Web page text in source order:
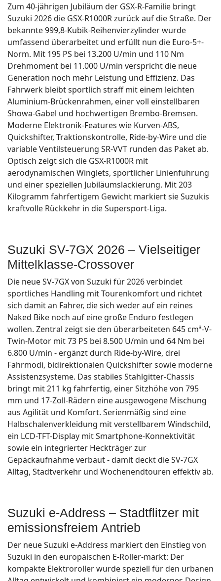
Zum 40-jährigen Jubiläum der GSX-R-Familie bringt
Suzuki 2026 die GSX-R1000R zurück auf die Straße. Der
bekannte 999,8-Kubik-Reihenvierzylinder wurde
umfassend überarbeitet und erfüllt nun die Euro-5+-
Norm. Mit 195 PS bei 13.200 U/min und 110 Nm
Drehmoment bei 11.000 U/min verspricht die neue
Generation noch mehr Leistung und Effizienz. Das
Fahrwerk bleibt sportlich straff mit einem leichten
Aluminium-Brückenrahmen, einer voll einstellbaren
Showa-Gabel und hochwertigen Brembo-Bremsen.
Moderne Elektronik-Features wie Kurven-ABS,
Quickshifter, Traktionskontrolle, Ride-by-Wire und die
variable Ventilsteuerung SR-VVT runden das Paket ab.
Optisch zeigt sich die GSX-R1000R mit
aerodynamischen Winglets, sportlicher Linienführung
und einer speziellen Jubiläumslackierung. Mit 203
Kilogramm fahrfertigem Gewicht markiert sie Suzukis
kraftvolle Rückkehr in die Supersport-Liga.
Suzuki SV-7GX 2026 – Vielseitiger
Mittelklasse-Crossover
Die neue SV-7GX von Suzuki für 2026 verbindet
sportliches Handling mit Tourenkomfort und richtet
sich damit an Fahrer, die sich weder auf ein reines
Naked Bike noch auf eine große Enduro festlegen
wollen. Zentral zeigt sie den überarbeiteten 645 cm³-V-
Twin-Motor mit 73 PS bei 8.500 U/min und 64 Nm bei
6.800 U/min - ergänzt durch Ride-by-Wire, drei
Fahrmodi, bidirektionalen Quickshifter sowie moderne
Assistenzsysteme. Das stabiles Stahlgitter-Chassis
bringt mit 211 kg fahrfertig, einer Sitzhöhe von 795
mm und 17-Zoll-Rädern eine ausgewogene Mischung
aus Agilität und Komfort. Serienmäßig sind eine
Halbschalenverkleidung mit verstellbarem Windschild,
ein LCD-TFT-Display mit Smartphone-Konnektivität
sowie ein integrierter Heckträger zur
Gepäckaufnahme verbaut - damit deckt die SV-7GX
Alltag, Stadtverkehr und Wochenendtouren effektiv ab.
Suzuki e-Address – Stadtflitzer mit
emissionsfreiem Antrieb
Der neue Suzuki e-Address markiert den Einstieg von
Suzuki in den europäischen E-Roller-markt: Der
kompakte Elektroroller wurde speziell für den urbanen